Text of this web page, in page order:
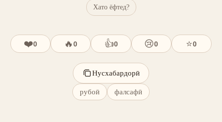
Хато ёфтед?
❤️0 🔥0 👍0 😢0 ⭐0
Нусхабардорӣ
рубоӣ фалсафӣ